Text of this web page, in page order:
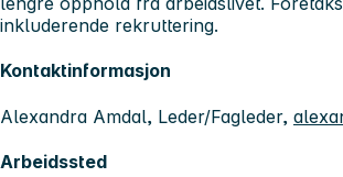
inkluderende rekruttering.
Kontaktinformasjon
Alexandra Amdal, Leder/Fagleder,
Arbeidssted